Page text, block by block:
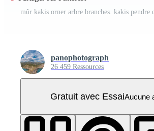
panophotograph
26 459 Ressources
Gratuit avec EssaiAucune